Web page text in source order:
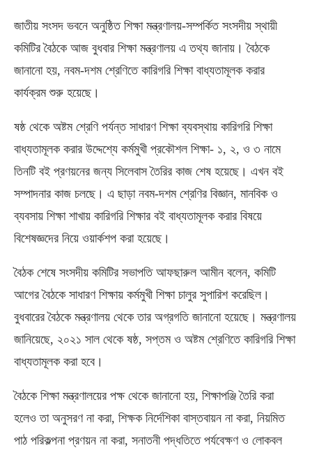
জাতীয় সংসদ ভবনে অনুষ্ঠিত শিক্ষা মন্ত্রণালয়-সম্পর্কিত সংসদীয় স্থায়ী
কমিটির বৈঠকে আজ বুধবার শিক্ষা মন্ত্রণালয় এ তথ্য জানায়। বৈঠকে
জানানো হয়, নবম-দশম শ্রেণিতে কারিগরি শিক্ষা বাধ্যতামূলক করার
কার্যক্রম শুরু হয়েছে।
ষষ্ঠ থেকে অষ্টম শ্রেণি পর্যন্ত সাধারণ শিক্ষা ব্যবস্থায় কারিগরি শিক্ষা
বাধ্যতামূলক করার উদ্দেশ্যে কর্মমুখী প্রকৌশল শিক্ষা- ১, ২, ও ৩ নামে
তিনটি বই প্রণয়নের জন্য সিলেবাস তৈরির কাজ শেষ হয়েছে। এখন বই
সম্পাদনার কাজ চলছে। এ ছাড়া নবম-দশম শ্রেণির বিজ্ঞান, মানবিক ও
ব্যবসায় শিক্ষা শাখায় কারিগরি শিক্ষার বই বাধ্যতামূলক করার বিষয়ে
বিশেষজ্ঞদের নিয়ে ওয়ার্কশপ করা হয়েছে।
বৈঠক শেষে সংসদীয় কমিটির সভাপতি আফছারুল আমীন বলেন, কমিটি
আগের বৈঠকে সাধারণ শিক্ষায় কর্মমুখী শিক্ষা চালুর সুপারিশ করেছিল।
বুধবারের বৈঠকে মন্ত্রণালয় থেকে তার অগ্রগতি জানানো হয়েছে। মন্ত্রণালয়
জানিয়েছে, ২০২১ সাল থেকে ষষ্ঠ, সপ্তম ও অষ্টম শ্রেণিতে কারিগরি শিক্ষা
বাধ্যতামূলক করা হবে।
বৈঠকে শিক্ষা মন্ত্রণালয়ের পক্ষ থেকে জানানো হয়, শিক্ষাপঞ্জি তৈরি করা
হলেও তা অনুসরণ না করা, শিক্ষক নির্দেশিকা বাস্তবায়ন না করা, নিয়মিত
পাঠ পরিকল্পনা প্রণয়ন না করা, সনাতনী পদ্ধতিতে পর্যবেক্ষণ ও লোকবল